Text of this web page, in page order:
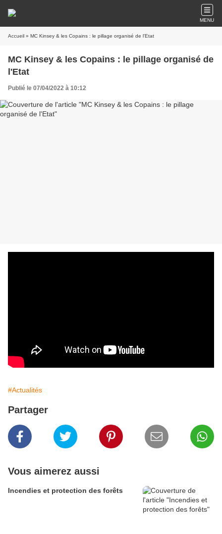
MENU
Accueil » MC Kinsey & les Copains : le pillage organisé de l'Etat
MC Kinsey & les Copains : le pillage organisé de
l'Etat
Publié le 07/04/2022 à 10:12
#Actualités
Partager
Vous aimerez aussi
Incendies et protection des forêts